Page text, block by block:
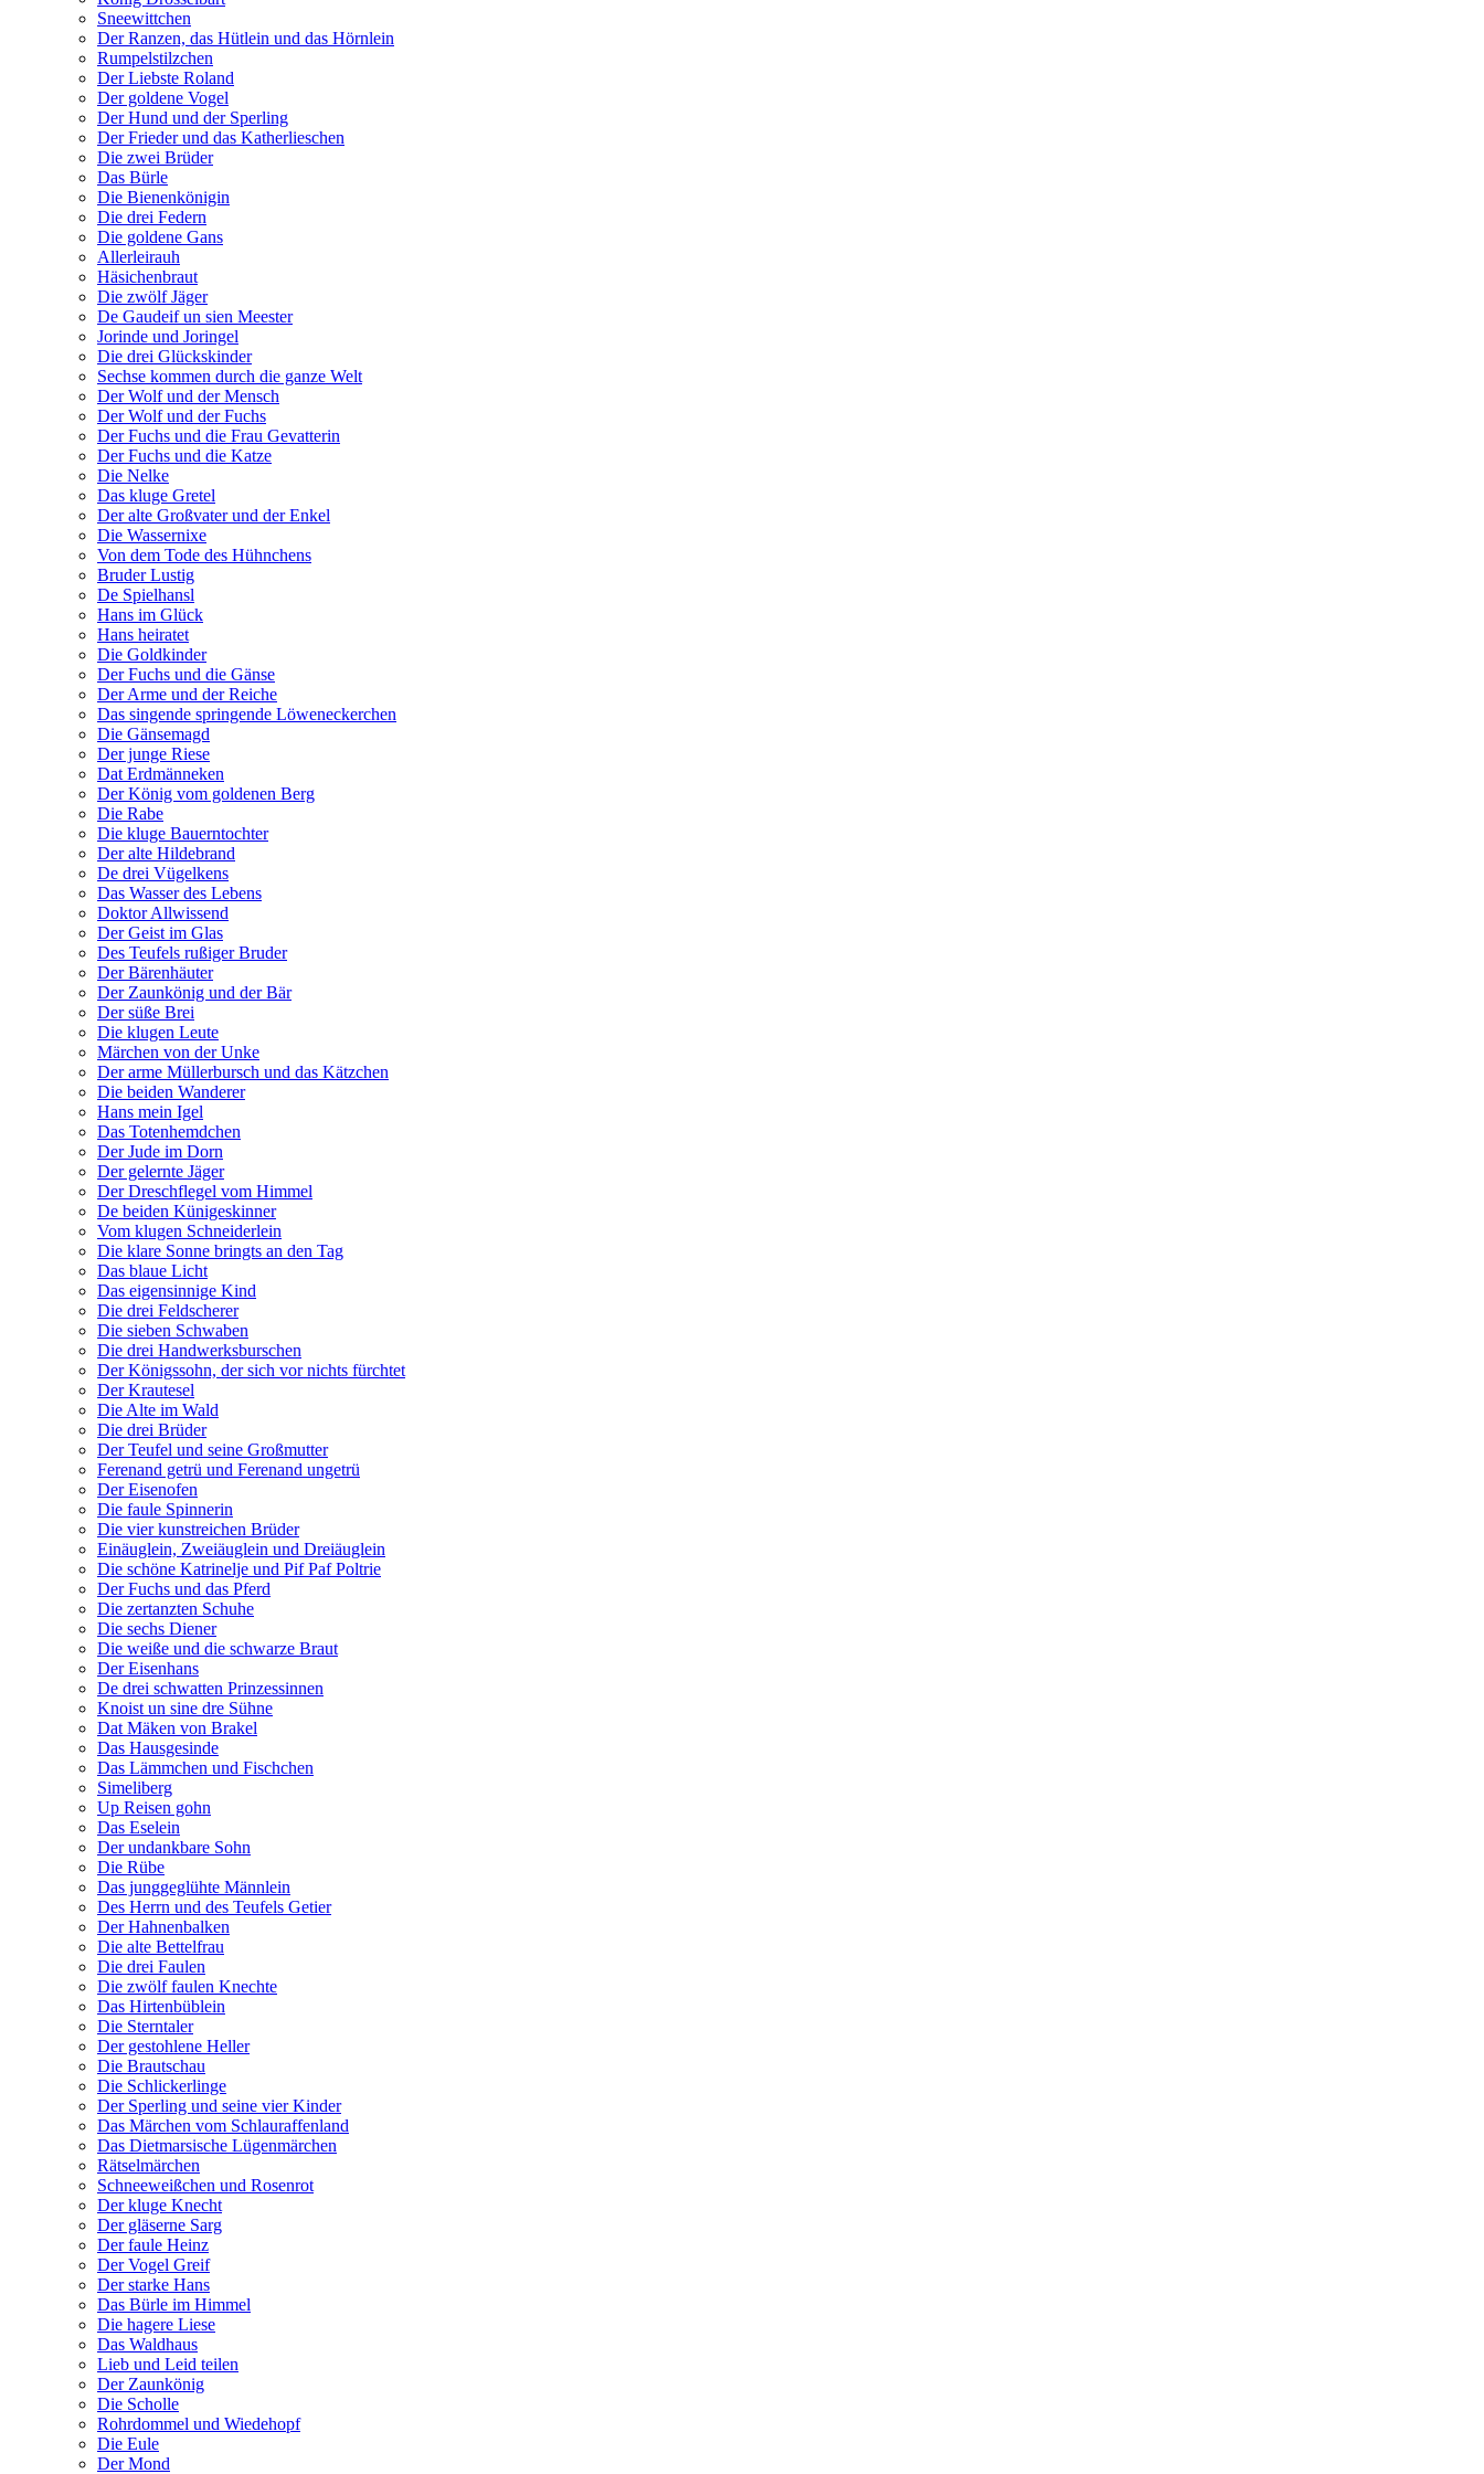
Sneewittchen
Der Ranzen, das Hütlein und das Hörnlein
Rumpelstilzchen
Der Liebste Roland
Der goldene Vogel
Der Hund und der Sperling
Der Frieder und das Katherlieschen
Die zwei Brüder
Das Bürle
Die Bienenkönigin
Die drei Federn
Die goldene Gans
Allerleirauh
Häsichenbraut
Die zwölf Jäger
De Gaudeif un sien Meester
Jorinde und Joringel
Die drei Glückskinder
Sechse kommen durch die ganze Welt
Der Wolf und der Mensch
Der Wolf und der Fuchs
Der Fuchs und die Frau Gevatterin
Der Fuchs und die Katze
Die Nelke
Das kluge Gretel
Der alte Großvater und der Enkel
Die Wassernixe
Von dem Tode des Hühnchens
Bruder Lustig
De Spielhansl
Hans im Glück
Hans heiratet
Die Goldkinder
Der Fuchs und die Gänse
Der Arme und der Reiche
Das singende springende Löweneckerchen
Die Gänsemagd
Der junge Riese
Dat Erdmänneken
Der König vom goldenen Berg
Die Rabe
Die kluge Bauerntochter
Der alte Hildebrand
De drei Vügelkens
Das Wasser des Lebens
Doktor Allwissend
Der Geist im Glas
Des Teufels rußiger Bruder
Der Bärenhäuter
Der Zaunkönig und der Bär
Der süße Brei
Die klugen Leute
Märchen von der Unke
Der arme Müllerbursch und das Kätzchen
Die beiden Wanderer
Hans mein Igel
Das Totenhemdchen
Der Jude im Dorn
Der gelernte Jäger
Der Dreschflegel vom Himmel
De beiden Künigeskinner
Vom klugen Schneiderlein
Die klare Sonne bringts an den Tag
Das blaue Licht
Das eigensinnige Kind
Die drei Feldscherer
Die sieben Schwaben
Die drei Handwerksburschen
Der Königssohn, der sich vor nichts fürchtet
Der Krautesel
Die Alte im Wald
Die drei Brüder
Der Teufel und seine Großmutter
Ferenand getrü und Ferenand ungetrü
Der Eisenofen
Die faule Spinnerin
Die vier kunstreichen Brüder
Einäuglein, Zweiäuglein und Dreiäuglein
Die schöne Katrinelje und Pif Paf Poltrie
Der Fuchs und das Pferd
Die zertanzten Schuhe
Die sechs Diener
Die weiße und die schwarze Braut
Der Eisenhans
De drei schwatten Prinzessinnen
Knoist un sine dre Sühne
Dat Mäken von Brakel
Das Hausgesinde
Das Lämmchen und Fischchen
Simeliberg
Up Reisen gohn
Das Eselein
Der undankbare Sohn
Die Rübe
Das junggeglühte Männlein
Des Herrn und des Teufels Getier
Der Hahnenbalken
Die alte Bettelfrau
Die drei Faulen
Die zwölf faulen Knechte
Das Hirtenbüblein
Die Sterntaler
Der gestohlene Heller
Die Brautschau
Die Schlickerlinge
Der Sperling und seine vier Kinder
Das Märchen vom Schlauraffenland
Das Dietmarsische Lügenmärchen
Rätselmärchen
Schneeweißchen und Rosenrot
Der kluge Knecht
Der gläserne Sarg
Der faule Heinz
Der Vogel Greif
Der starke Hans
Das Bürle im Himmel
Die hagere Liese
Das Waldhaus
Lieb und Leid teilen
Der Zaunkönig
Die Scholle
Rohrdommel und Wiedehopf
Die Eule
Der Mond